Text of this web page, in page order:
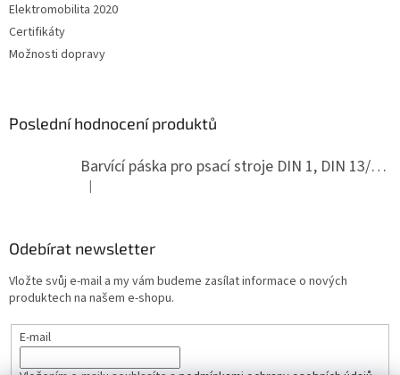
Elektromobilita 2020
Certifikáty
Možnosti dopravy
Poslední hodnocení produktů
Barvící páska pro psací stroje DIN 1, DIN 13/10, LAND, PA červenočerná
Hodnocení produktu je 5 z 5 hvězdiček.
|
Odebírat newsletter
Vložte svůj e-mail a my vám budeme zasílat informace o nových
produktech na našem e-shopu.
E-mail